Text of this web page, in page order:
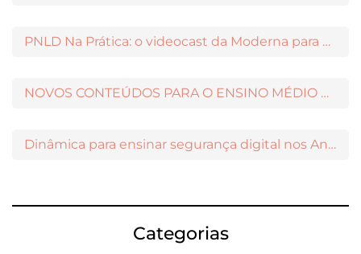
PNLD Na Prática: o videocast da Moderna para apoiar a escolha das obras aprovadas
NOVOS CONTEÚDOS PARA O ENSINO MÉDIO DISPONÍVEIS NO MODERNAMIGOS
Dinâmica para ensinar segurança digital nos Anos Iniciais
Categorias